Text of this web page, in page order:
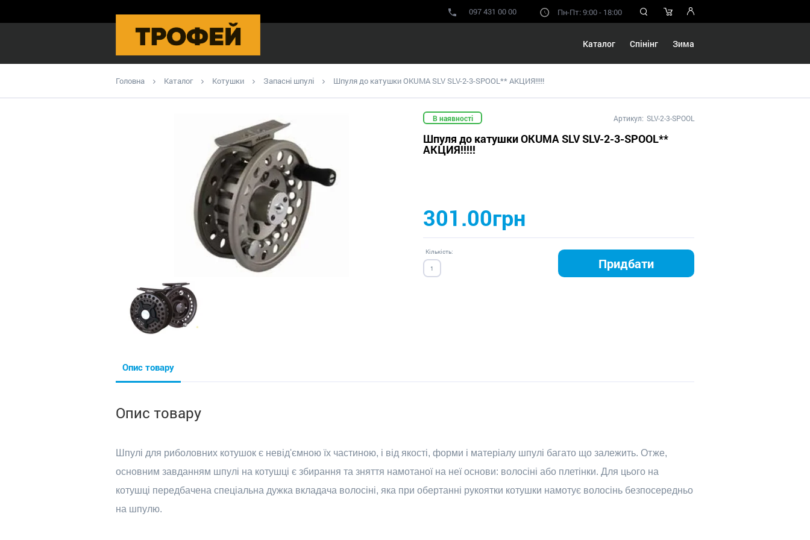
097 431 00 00 Пн-Пт: 9:00 - 18:00
Каталог Спінінг Зима
Головна Каталог Котушки Запасні шпулі Шпуля до катушки OKUMA SLV SLV-2-3-SPOOL** АКЦИЯ!!!!!
В наявності Артикул: SLV-2-3-SPOOL
Шпуля до катушки OKUMA SLV SLV-2-3-SPOOL**
АКЦИЯ!!!!!
301.00грн
Кількість:
Придбати
Опис товару
Опис товару
Шпулі для риболовних котушок є невід'ємною їх частиною, і від якості, форми і матеріалу шпулі багато що залежить. Отже,
основним завданням шпулі на котушці є збирання та зняття намотаної на неї основи: волосіні або плетінки. Для цього на
котушці передбачена спеціальна дужка вкладача волосіні, яка при обертанні рукоятки котушки намотує волосінь безпосередньо
на шпулю.